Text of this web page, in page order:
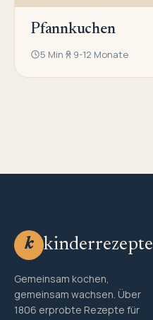
Pfannkuchen
5 Min 9-12 Monate
k kinderrezepte
Gemeinsam kochen,
gemeinsam wachsen. Über
1806 erprobte Rezepte für